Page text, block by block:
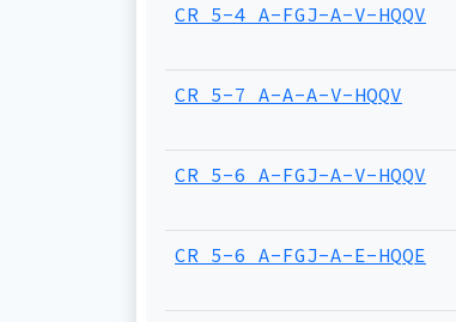
CR 5-4 A-FGJ-A-V-HQQV
CR 5-7 A-A-A-V-HQQV
CR 5-6 A-FGJ-A-V-HQQV
CR 5-6 A-FGJ-A-E-HQQE